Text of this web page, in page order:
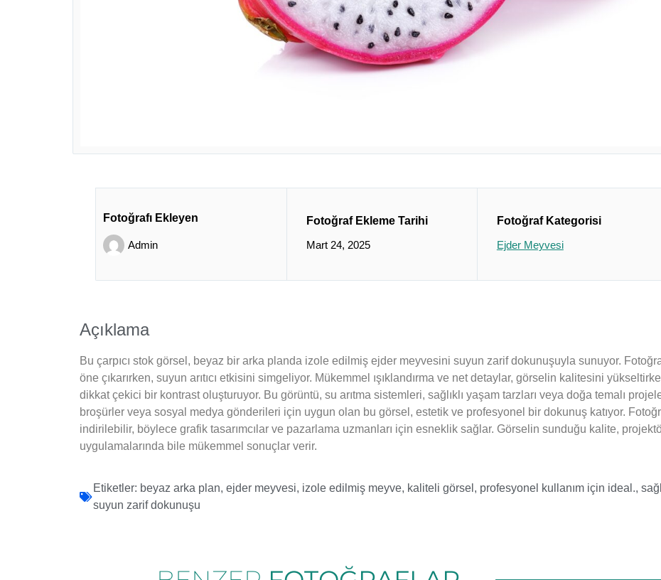
Fotoğrafı Ekleyen
Admin
Fotoğraf Ekleme Tarihi
Mart 24, 2025
Fotoğraf Kategorisi
Ejder Meyvesi
Açıklama
Bu çarpıcı stok görsel, beyaz bir arka planda izole edilmiş ejder meyvesini suyun zarif dokunuşuyla sunuyor.
öne çıkarırken, suyun arıtıcı etkisini simgeliyor. Mükemmel ışıklandırma ve net detaylar, görselin kalitesini
dikkat çekici bir kontrast oluşturuyor. Bu görüntü, su arıtma sistemleri, sağlıklı yaşam tarzları veya doğa temalı
broşürler veya sosyal medya gönderileri için uygun olan bu görsel, estetik ve profesyonel bir dokunuş katıyor.
indirilebilir, böylece grafik tasarımcılar ve pazarlama uzmanları için esneklik sağlar. Görselin sunduğu kalite,
uygulamalarında bile mükemmel sonuçlar verir.
Etiketler: beyaz arka plan, ejder meyvesi, izole edilmiş meyve, kaliteli görsel , profesyonel kullanım için ideal.,
suyun zarif dokunuşu